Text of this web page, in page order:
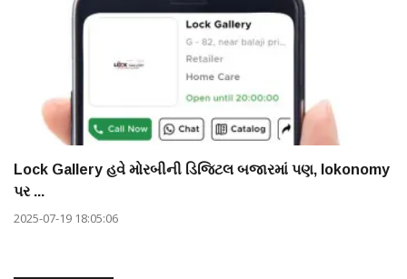
Lock Gallery હવે મોરબીની ડિજિટલ બજારમાં પણ, lokonomy
પર ...
2025-07-19 18:05:06